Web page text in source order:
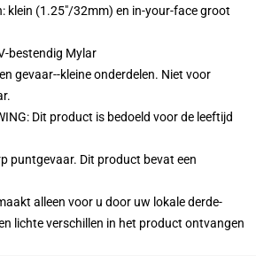
klein (1.25"/32mm) en in-your-face groot
bestendig Mylar
gevaar--kleine onderdelen. Niet voor
Dit product is bedoeld voor de leeftijd
puntgevaar. Dit product bevat een
alleen voor u door uw lokale derde-
lichte verschillen in het product ontvangen